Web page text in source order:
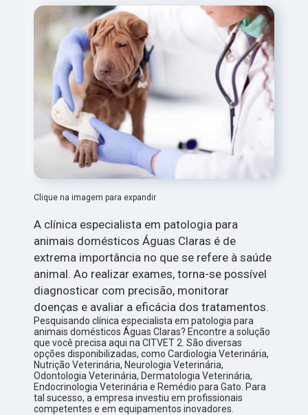
Clique na imagem para expandir
A clínica especialista em patologia para
animais domésticos Águas Claras é de
extrema importância no que se refere à saúde
animal. Ao realizar exames, torna-se possível
diagnosticar com precisão, monitorar
doenças e avaliar a eficácia dos tratamentos.
Pesquisando clínica especialista em patologia para
animais domésticos Águas Claras? Encontre a solução
que você precisa aqui na CITVET 2. São diversas
opções disponibilizadas, como Cardiologia Veterinária,
Nutrição Veterinária, Neurologia Veterinária,
Odontologia Veterinária, Dermatologia Veterinária,
Endocrinologia Veterinária e Remédio para Gato. Para
tal sucesso, a empresa investiu em profissionais
competentes e em equipamentos inovadores.